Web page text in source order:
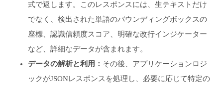
式で返します。このレスポンスには、生テキストだけ
でなく、検出された単語のバウンディングボックスの
座標、認識信頼度スコア、明確な改行インジケーター
など、詳細なデータが含まれます。
データの解析と利用： その後、アプリケーションロジ
ックがJSONレスポンスを処理し、必要に応じて特定の